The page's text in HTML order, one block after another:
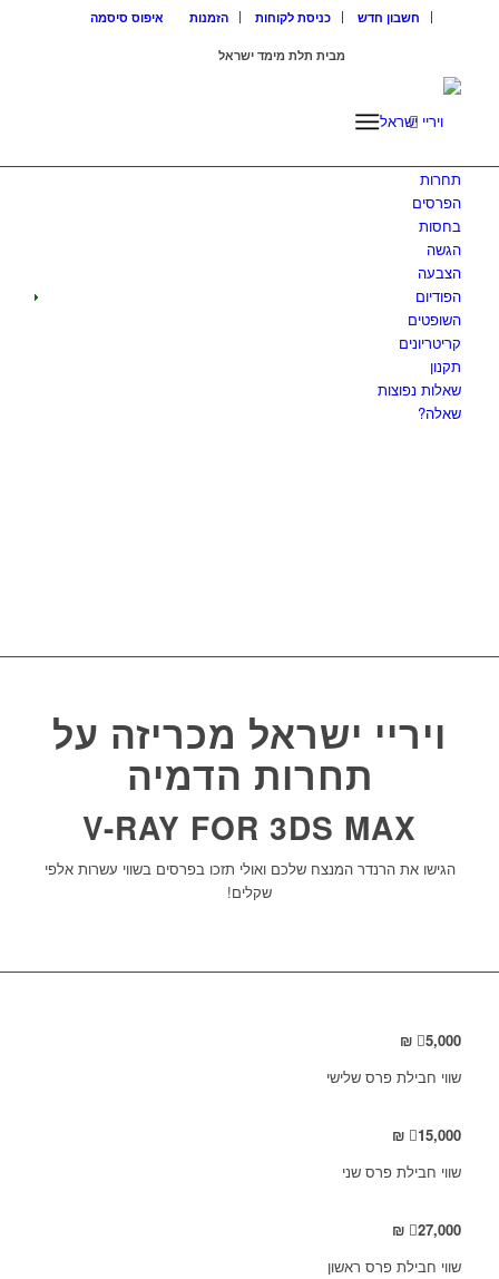
חשבון חדש כניסת לקוחות הזמנות איפוס סיסמה
מבית תלת מימד ישראל
תחרות
הפרסים
בחסות
הגשה
הצבעה
הפודיום
השופטים
קריטריונים
תקנון
שאלות נפוצות
שאלה?
ויריי ישראל מכריזה על
תחרות הדמיה
V-RAY FOR 3DS MAX
הגישו את הרנדר המנצח שלכם ואולי תזכו בפרסים בשווי עשרות אלפי
שקלים!
5,000
₪
שווי חבילת פרס שלישי
15,000
₪
שווי חבילת פרס שני
27,000
₪
שווי חבילת פרס ראשון